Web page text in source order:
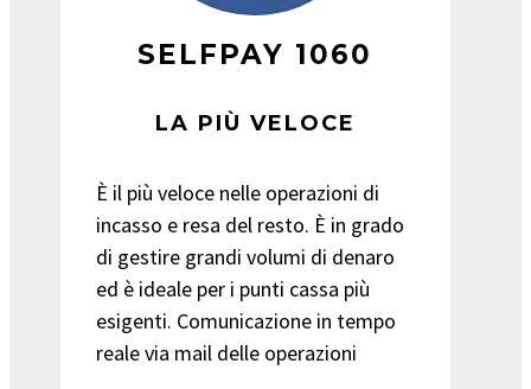
SELFPAY 1060
LA PIÙ VELOCE
È il più veloce nelle operazioni di
incasso e resa del resto. È in grado
di gestire grandi volumi di denaro
ed è ideale per i punti cassa più
esigenti. Comunicazione in tempo
reale via mail delle operazioni